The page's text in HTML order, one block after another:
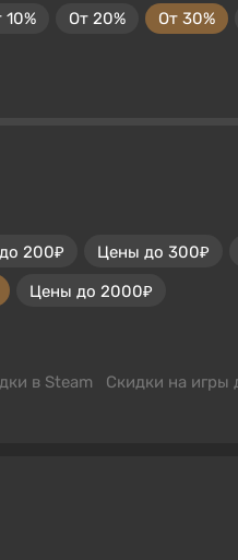
10% От 20% От 30%
200₽ Цены до 300₽
Цены до 2000₽
в Steam Скидки на игры